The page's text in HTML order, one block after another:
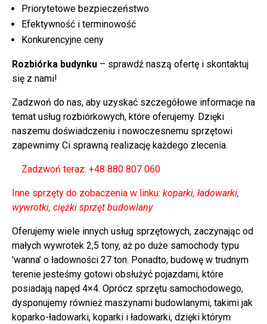
Priorytetowe bezpieczeństwo
Efektywność i terminowość
Konkurencyjne ceny
Rozbiórka budynku – sprawdź naszą ofertę i skontaktuj
się z nami!
Zadzwoń do nas, aby uzyskać szczegółowe informacje na
temat usług rozbiórkowych, które oferujemy. Dzięki
naszemu doświadczeniu i nowoczesnemu sprzętowi
zapewnimy Ci sprawną realizację każdego zlecenia.
Zadzwoń teraz: +48 880 807 060
Inne sprzęty do zobaczenia w linku: koparki, ładowarki,
wywrotki, ciężki sprzęt budowlany
Oferujemy wiele innych usług sprzętowych, zaczynając od
małych wywrotek 2,5 tony, aż po duże samochody typu
'wanna’ o ładowności 27 ton. Ponadto, budowę w trudnym
terenie jesteśmy gotowi obsłużyć pojazdami, które
posiadają napęd 4×4. Oprócz sprzętu samochodowego,
dysponujemy również maszynami budowlanymi, takimi jak
koparko-ładowarki, koparki i ładowarki, dzięki którym